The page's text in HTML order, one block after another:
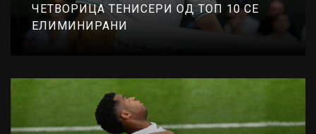
ЧЕТВОРИЦА ТЕНИСЕРИ ОД ТОП 10 СЕ
ЕЛИМИНИРАНИ